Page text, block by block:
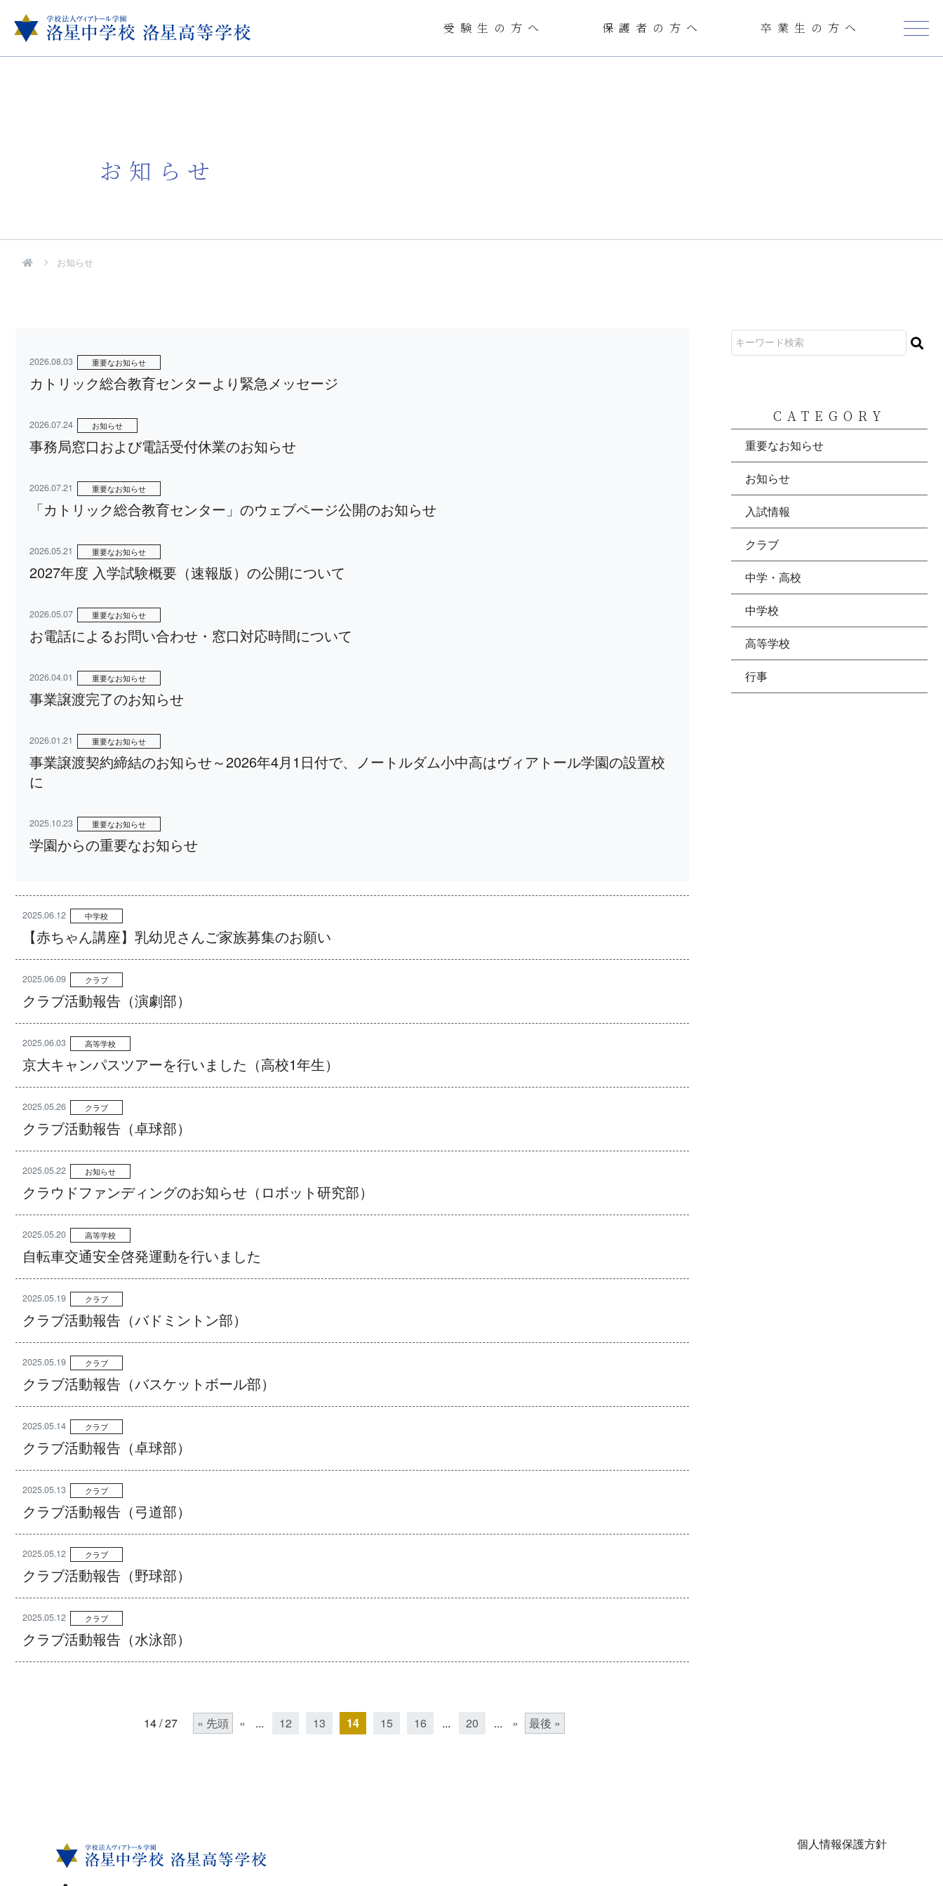
受験生の方へ 保護者の方へ 卒業生の方へ
お知らせ
お知らせ
2026.08.03 重要なお知らせ
カトリック総合教育センターより緊急メッセージ
2026.07.24 お知らせ
事務局窓口および電話受付休業のお知らせ
2026.07.21 重要なお知らせ
「カトリック総合教育センター」のウェブページ公開のお知らせ
2026.05.21 重要なお知らせ
2027年度 入学試験概要（速報版）の公開について
2026.05.07 重要なお知らせ
お電話によるお問い合わせ・窓口対応時間について
2026.04.01 重要なお知らせ
事業譲渡完了のお知らせ
2026.01.21 重要なお知らせ
事業譲渡契約締結のお知らせ～2026年4月1日付で、ノートルダム小中高はヴィアトール学園の設置校
に
2025.10.23 重要なお知らせ
学園からの重要なお知らせ
2025.06.12 中学校
【赤ちゃん講座】乳幼児さんご家族募集のお願い
2025.06.09 クラブ
クラブ活動報告（演劇部）
2025.06.03 高等学校
京大キャンパスツアーを行いました（高校1年生）
2025.05.26 クラブ
クラブ活動報告（卓球部）
2025.05.22 お知らせ
クラウドファンディングのお知らせ（ロボット研究部）
2025.05.20 高等学校
自転車交通安全啓発運動を行いました
2025.05.19 クラブ
クラブ活動報告（バドミントン部）
2025.05.19 クラブ
クラブ活動報告（バスケットボール部）
2025.05.14 クラブ
クラブ活動報告（卓球部）
2025.05.13 クラブ
クラブ活動報告（弓道部）
2025.05.12 クラブ
クラブ活動報告（野球部）
2025.05.12 クラブ
クラブ活動報告（水泳部）
14 / 27 « 先頭 « ... 12 13 14 15 16 ... 20 ... » 最後 »
CATEGORY
重要なお知らせ
お知らせ
入試情報
クラブ
中学・高校
中学校
高等学校
行事
個人情報保護方針